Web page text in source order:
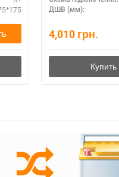
ДШВ (мм):
4,010 грн.